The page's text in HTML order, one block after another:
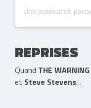
REPRISES
Quand THE WARNING
et Steve Stevens…